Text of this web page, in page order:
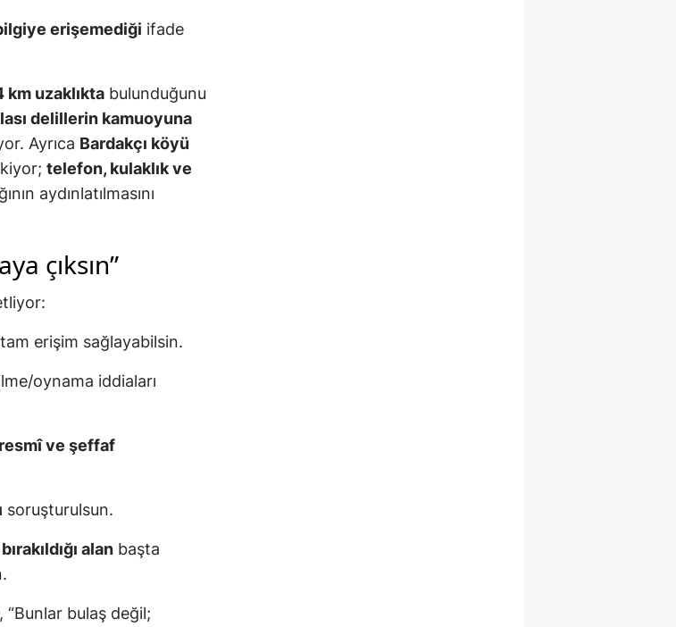
erişemediği ifade
uzaklıkta bulunduğunu
delillerin kamuoyuna
Ayrıca Bardakçı köyü
telefon, kulaklık ve
aydınlatılmasını
çıksın”
erişim sağlayabilsin.
oynama iddiaları
resmî ve şeffaf
soruşturulsun.
alan başta
“Bunlar bulaş değil;